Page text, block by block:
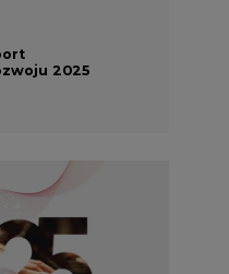
2025